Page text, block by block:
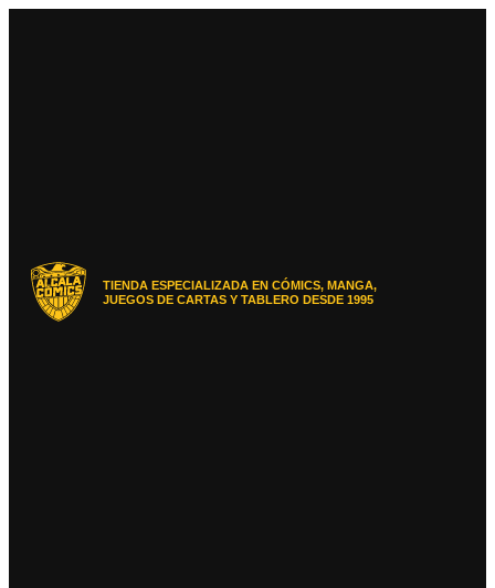
TIENDA ESPECIALIZADA EN CÓMICS, MANGA,
JUEGOS DE CARTAS Y TABLERO DESDE 1995